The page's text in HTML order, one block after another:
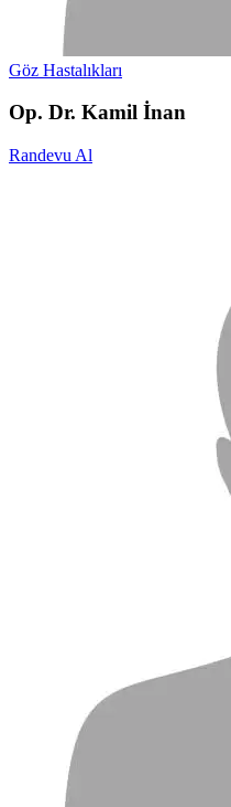
Göz Hastalıkları
Op. Dr. Kamil İnan
Randevu Al